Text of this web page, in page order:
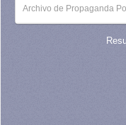
Archivo de Propaganda